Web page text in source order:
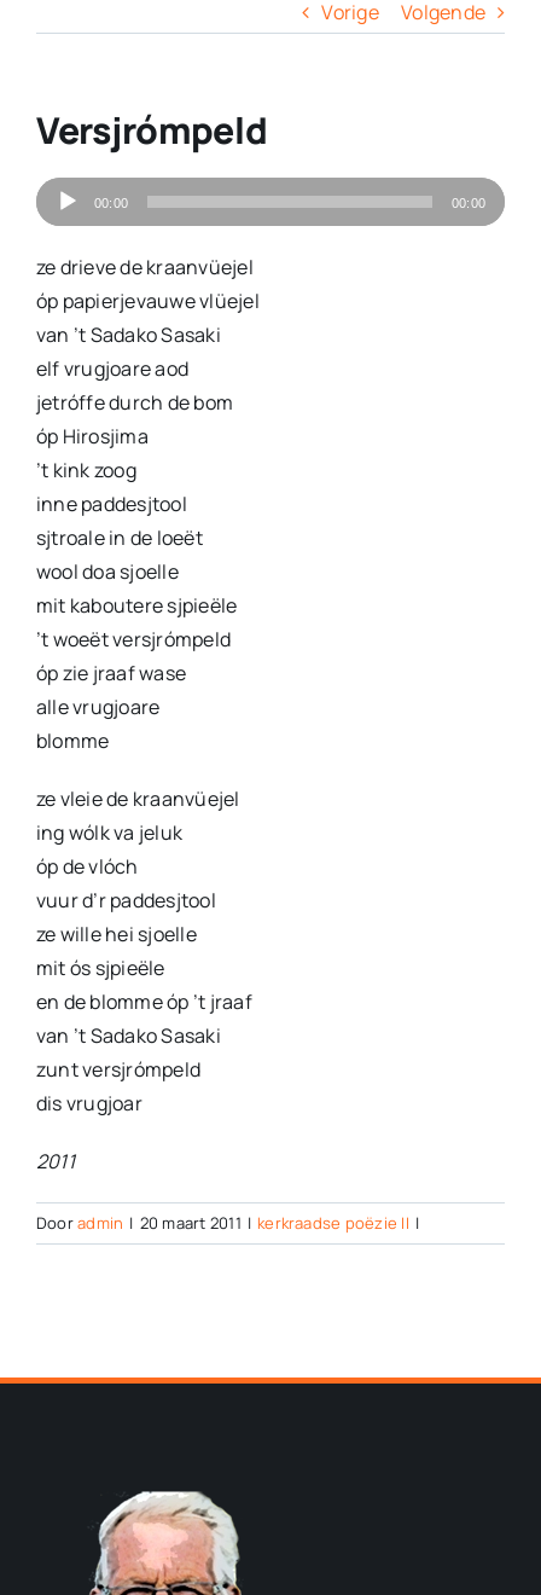
Vorige Volgende
Versjrómpeld
Audiospeler
00:00 00:00
ze drieve de kraanvüejel
óp papierjevauwe vlüejel
van ’t Sadako Sasaki
elf vrugjoare aod
jetróffe durch de bom
óp Hirosjima
’t kink zoog
inne paddesjtool
sjtroale in de loeët
wool doa sjoelle
mit kaboutere sjpieële
’t woeët versjrómpeld
óp zie jraaf wase
alle vrugjoare
blomme
ze vleie de kraanvüejel
ing wólk va jeluk
óp de vlóch
vuur d’r paddesjtool
ze wille hei sjoelle
mit ós sjpieële
en de blomme óp ’t jraaf
van ’t Sadako Sasaki
zunt versjrómpeld
dis vrugjoar
2011
Dooradmin | 20 maart 2011 | kerkraadse poëzie II |